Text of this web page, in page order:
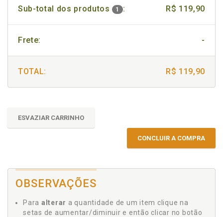
Sub-total dos produtos 1 : R$ 119,90
Frete: -
TOTAL: R$ 119,90
ESVAZIAR CARRINHO
CONCLUIR A COMPRA
OBSERVAÇÕES
Para alterar a quantidade de um item clique na
setas de aumentar/diminuir e então clicar no botão